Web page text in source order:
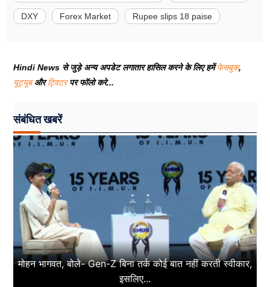
DXY Forex Market Rupee slips 18 paise
Hindi News से जुड़े अन्य अपडेट लगातार हासिल करने के लिए हमेंफेसबुक,
यूट्यूबऔरट्विटरपर फॉलो करे...
संबंधित खबरें
मोहन भागवत, बोले- Gen-Z बिना तर्क कोई बात नहीं करती स्वीकार,
इसलिए...